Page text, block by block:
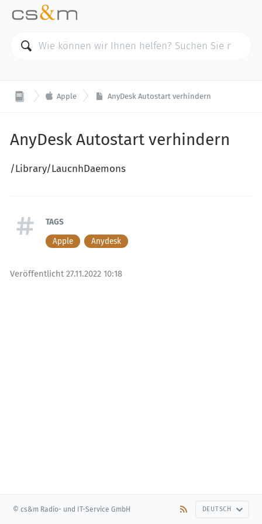
 Apple AnyDesk Autostart verhindern
AnyDesk Autostart verhindern
/Library/LaucnhDaemons
TAGS
Apple
Anydesk
Veröffentlicht 27.11.2022 10:18
© cs&m Radio- und IT-Service GmbH DEUTSCH